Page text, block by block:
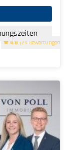
4.8 (24 Bewertungen)